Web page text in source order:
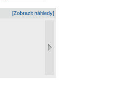
[Zobrazit náhledy]